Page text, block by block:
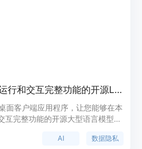
在您的设备上运行和交互完整功能的开源LLM
面客户端应用程序，让您能够在本
互完整功能的开源大型语言模型。
备。它提供易于设置的解决方案，
AI 数据隐私